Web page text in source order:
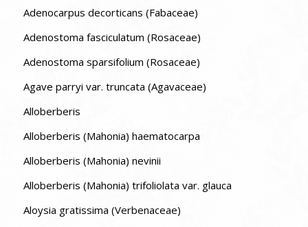
Adenocarpus decorticans (Fabaceae)
Adenostoma fasciculatum (Rosaceae)
Adenostoma sparsifolium (Rosaceae)
Agave parryi var. truncata (Agavaceae)
Alloberberis
Alloberberis (Mahonia) haematocarpa
Alloberberis (Mahonia) nevinii
Alloberberis (Mahonia) trifoliolata var. glauca
Aloysia gratissima (Verbenaceae)